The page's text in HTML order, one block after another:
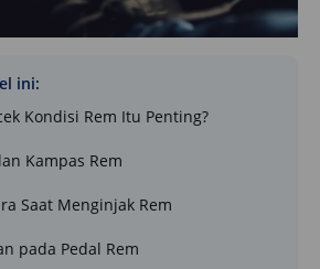
ini:
Kondisi Rem Itu Penting?
Kampas Rem
Saat Menginjak Rem
pada Pedal Rem